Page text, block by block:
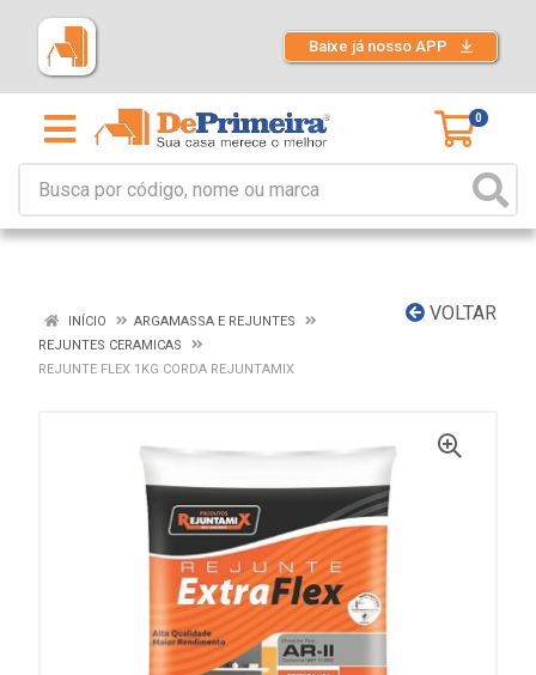
Baixe já nosso APP
0
VOLTAR
INÍCIO
ARGAMASSA E REJUNTES
REJUNTES CERAMICAS
REJUNTE FLEX 1KG CORDA REJUNTAMIX